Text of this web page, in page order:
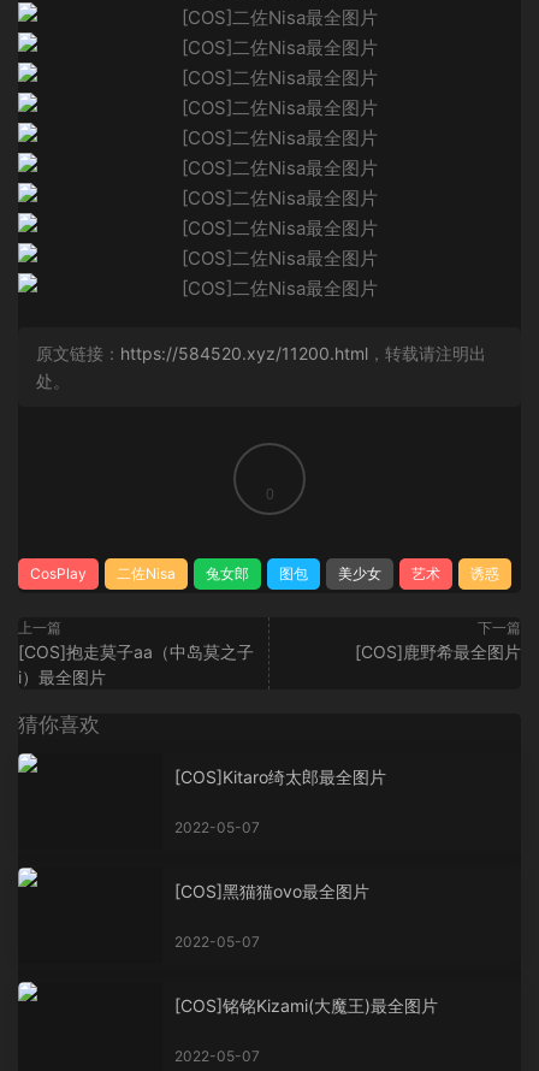
原文链接： https://584520.xyz/11200.html ，转载请注明出
处。
0
CosPlay 二佐Nisa 兔女郎 图包 美少女 艺术 诱惑
上一篇
[COS]抱走莫子aa（中岛莫之子
i）最全图片
下一篇
[COS]鹿野希最全图片
猜你喜欢
[COS]Kitaro绮太郎最全图片
2022-05-07
[COS]黑猫猫ovo最全图片
2022-05-07
[COS]铭铭Kizami(大魔王)最全图片
2022-05-07